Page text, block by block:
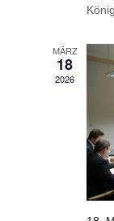
MÄRZ
18
2026